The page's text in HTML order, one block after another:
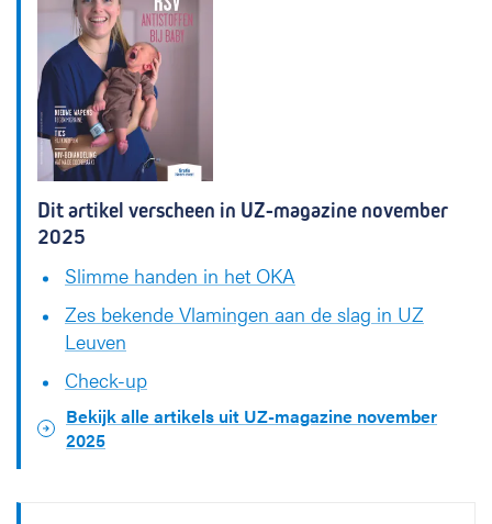
Dit artikel verscheen in UZ-magazine november
2025
Slimme handen in het OKA
Zes bekende Vlamingen aan de slag in UZ
Leuven
Check-up
Bekijk alle artikels uit UZ-magazine november
2025